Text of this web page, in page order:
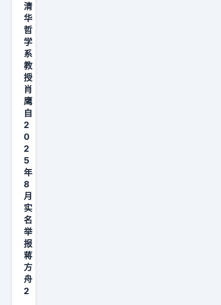
动
开
始
播
放
这
些
歌
，
原
来
都
是
周
杰
伦
写
的
！
我
现
在
清
华
哲
学
系
教
授
肖
鹰
自
2
0
2
5
年
8
月
实
名
举
报
蒋
方
舟
2